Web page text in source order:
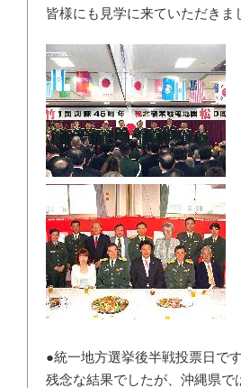
皆様にも見学に来ていただきま
●統一地方選挙後半戦投票日で
残念な結果でしたが、沖縄県で